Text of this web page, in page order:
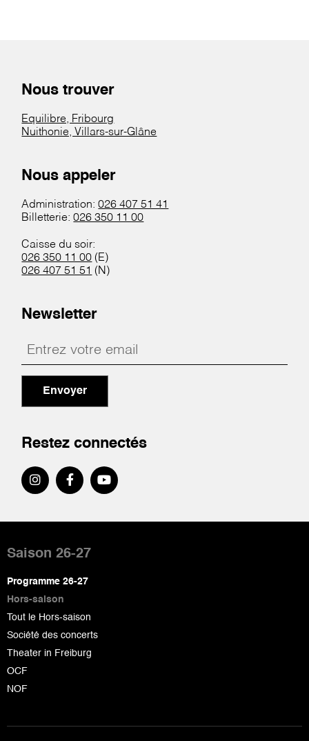
Nous trouver
Equilibre, Fribourg
Nuithonie, Villars-sur-Glâne
Nous appeler
Administration:026 407 51 41
Billetterie:026 350 11 00
Caisse du soir:
026 350 11 00 (E)
026 407 51 51 (N)
Newsletter
Envoyer
Restez connectés
de
page
Saison 26-27
Programme 26-27
Hors-saison
Tout le Hors-saison
Société des concerts
Theater in Freiburg
OCF
NOF